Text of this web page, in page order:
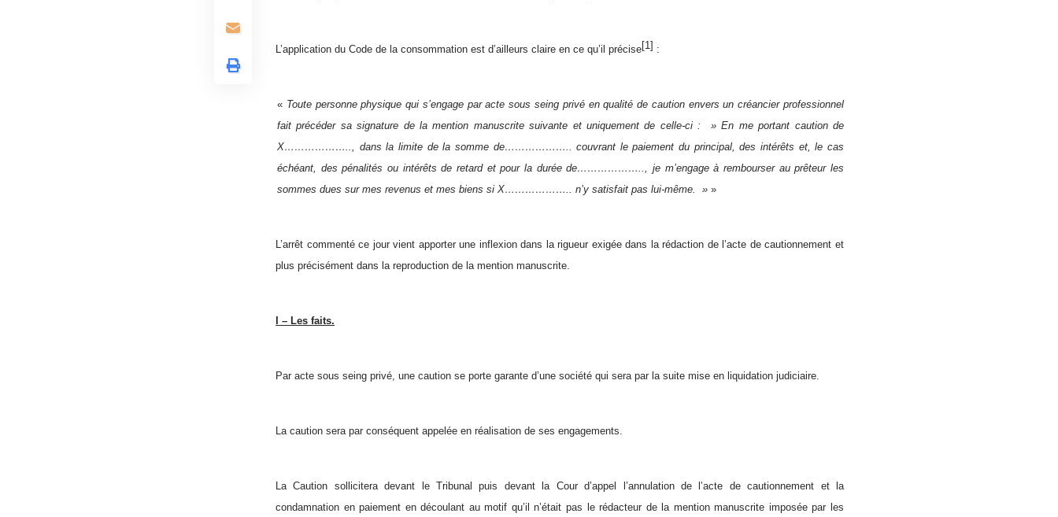
L’application du Code de la consommation est d’ailleurs claire en ce qu’il précise[1] :
« Toute personne physique qui s’engage par acte sous seing privé en qualité de caution envers un créancier professionnel
fait précéder sa signature de la mention manuscrite suivante et uniquement de celle-ci : » En me portant caution de
X……………….., dans la limite de la somme de……………….. couvrant le paiement du principal, des intérêts et, le cas
échéant, des pénalités ou intérêts de retard et pour la durée de……………….., je m’engage à rembourser au prêteur les
sommes dues sur mes revenus et mes biens si X……………….. n’y satisfait pas lui-même. » »
L’arrêt commenté ce jour vient apporter une inflexion dans la rigueur exigée dans la rédaction de l’acte de cautionnement et
plus précisément dans la reproduction de la mention manuscrite.
I – Les faits.
Par acte sous seing privé, une caution se porte garante d’une société qui sera par la suite mise en liquidation judiciaire.
La caution sera par conséquent appelée en réalisation de ses engagements.
La Caution sollicitera devant le Tribunal puis devant la Cour d’appel l’annulation de l’acte de cautionnement et la
condamnation en paiement en découlant au motif qu’il n’était pas le rédacteur de la mention manuscrite imposée par les